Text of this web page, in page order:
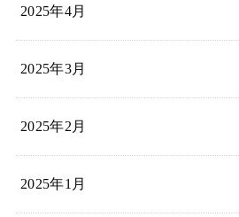
2025年4月
2025年3月
2025年2月
2025年1月